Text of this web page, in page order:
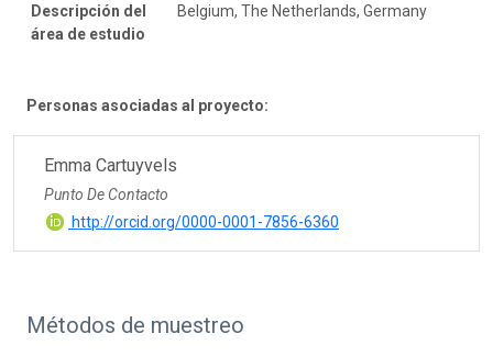
Descripción del
área de estudio
Belgium, The Netherlands, Germany
Personas asociadas al proyecto:
Emma Cartuyvels
Punto De Contacto
http://orcid.org/0000-0001-7856-6360
Métodos de muestreo